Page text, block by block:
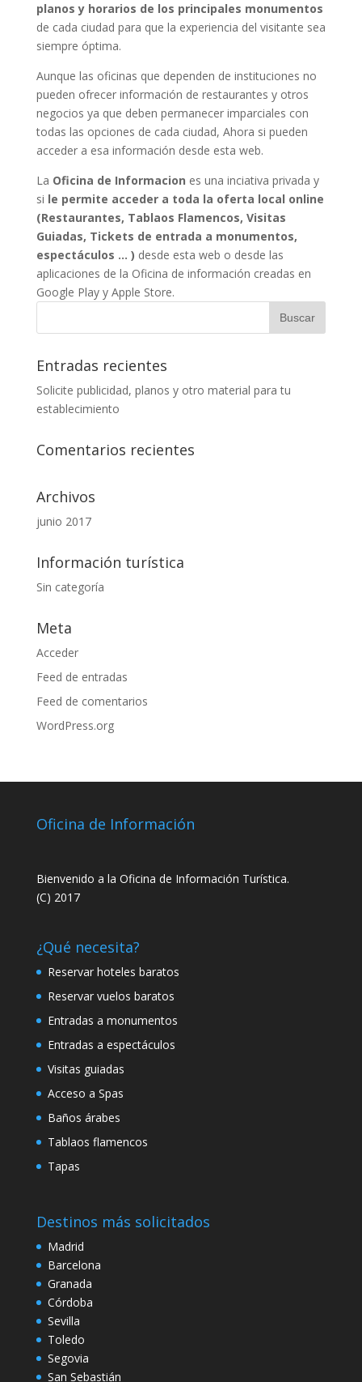
planos y horarios de los principales monumentos
de cada ciudad para que la experiencia del visitante sea
siempre óptima.
Aunque las oficinas que dependen de instituciones no
pueden ofrecer información de restaurantes y otros
negocios ya que deben permanecer imparciales con
todas las opciones de cada ciudad, Ahora si pueden
acceder a esa información desde esta web.
La Oficina de Informacion es una inciativa privada y
si le permite acceder a toda la oferta local online
(Restaurantes, Tablaos Flamencos, Visitas
Guiadas, Tickets de entrada a monumentos,
espectáculos … ) desde esta web o desde las
aplicaciones de la Oficina de información creadas en
Google Play y Apple Store.
Entradas recientes
Solicite publicidad, planos y otro material para tu
establecimiento
Comentarios recientes
Archivos
junio 2017
Información turística
Sin categoría
Meta
Acceder
Feed de entradas
Feed de comentarios
WordPress.org
Oficina de Información
Bienvenido a la Oficina de Información Turística.
(C) 2017
¿Qué necesita?
Reservar hoteles baratos
Reservar vuelos baratos
Entradas a monumentos
Entradas a espectáculos
Visitas guiadas
Acceso a Spas
Baños árabes
Tablaos flamencos
Tapas
Destinos más solicitados
Madrid
Barcelona
Granada
Córdoba
Sevilla
Toledo
Segovia
San Sebastián